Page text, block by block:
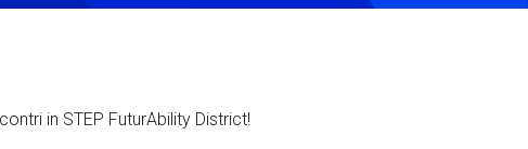
in STEP FuturAbility District!